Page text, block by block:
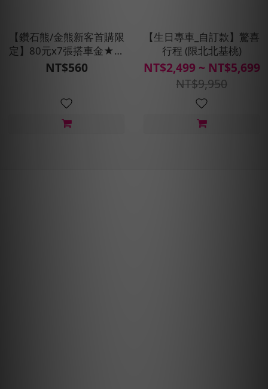
【鑽石熊/金熊新客首購限
定】80元x7張搭車金★現
折100元
NT$560
【生日專車_自訂款】驚喜
行程 (限北北基桃)
NT$2,499 ~ NT$5,699
NT$9,950